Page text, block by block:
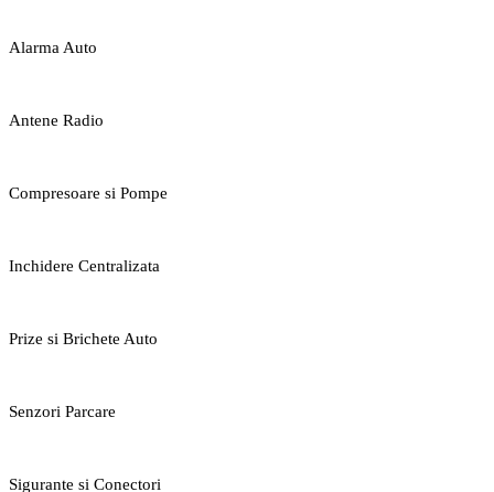
Alarma Auto
Antene Radio
Compresoare si Pompe
Inchidere Centralizata
Prize si Brichete Auto
Senzori Parcare
Sigurante si Conectori